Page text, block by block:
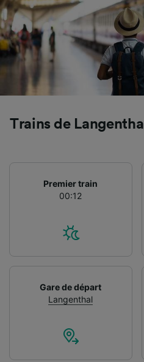
Trains de
Premier train
00:12
Gare de départ
Langenthal
Utiliser des données de
précises. Analyser
caractéristiques de
l’identification. Stocker
informations sur un
contenu personnalisés,
performance des
études d’audience et
Liste de nos